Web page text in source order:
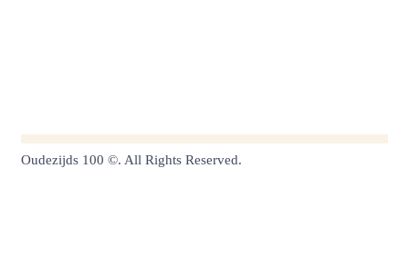
Oudezijds 100 ©. All Rights Reserved.